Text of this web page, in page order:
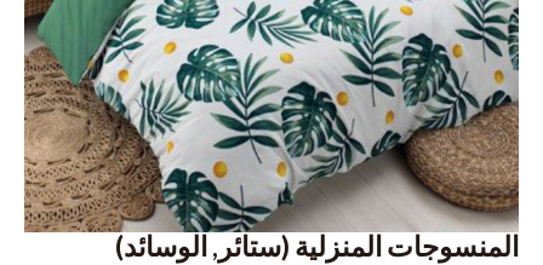
المنسوجات المنزلية (ستائر, الوسائد)